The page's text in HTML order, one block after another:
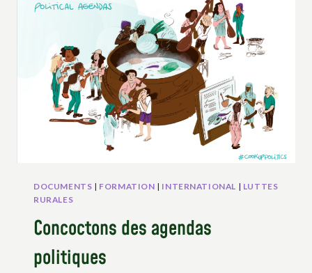
GOUVERNANCE
DES
TERRES,
PÊCHES
ET
FORÊTS
DOCUMENTS | FORMATION | INTERNATIONAL | LUTTES
RURALES
Concoctons des agendas
politiques